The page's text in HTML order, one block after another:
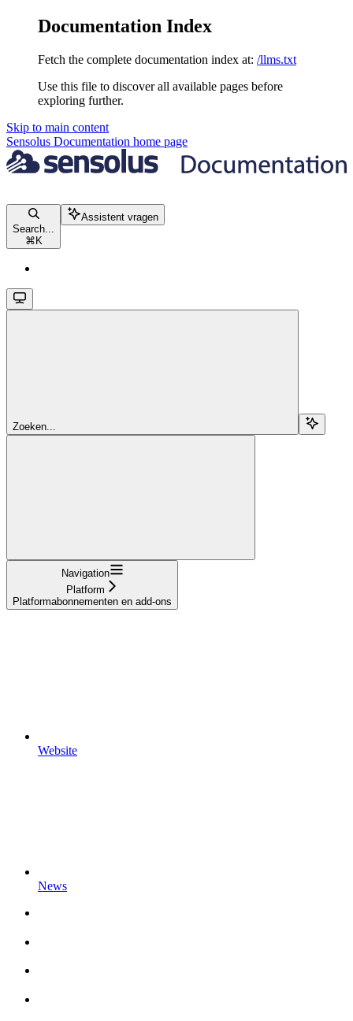
Documentation Index
Fetch the complete documentation index at: /llms.txt
Use this file to discover all available pages before
exploring further.
Skip to main content
Sensolus Documentation home page
Search...
⌘ K
Assistent vragen
Zoeken...
Navigation
Platform
Platformabonnementen en add-ons
Website
News